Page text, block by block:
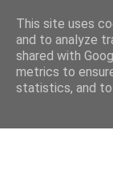
This site uses
and to analyze
shared with
metrics to
statistics, and